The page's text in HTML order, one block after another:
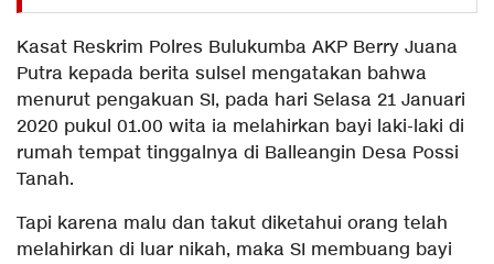
Kasat Reskrim Polres Bulukumba AKP Berry Juana
Putra kepada berita sulsel mengatakan bahwa
menurut pengakuan SI, pada hari Selasa 21 Januari
2020 pukul 01.00 wita ia melahirkan bayi laki-laki di
rumah tempat tinggalnya di Balleangin Desa Possi
Tanah.
Tapi karena malu dan takut diketahui orang telah
melahirkan di luar nikah, maka SI membuang bayi